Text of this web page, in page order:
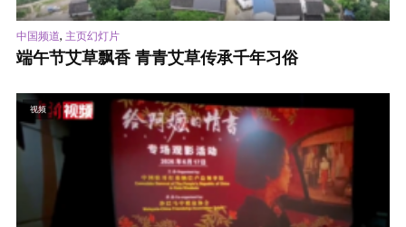
中国频道, 主页幻灯片
端午节艾草飘香 青青艾草传承千年习俗
视频